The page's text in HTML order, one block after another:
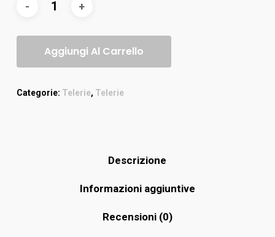
Aggiungi Al Carrello
Categorie: Telerie, Telerie
Descrizione
Informazioni aggiuntive
Recensioni (0)